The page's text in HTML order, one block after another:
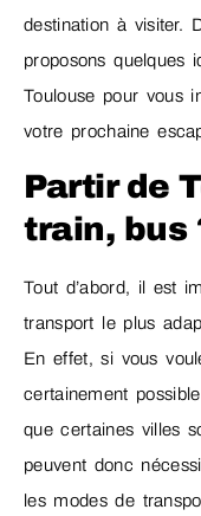
destination à visiter.
proposons quelques
Toulouse pour vous
votre prochaine
Partir de
train, bus
Tout d’abord, il est
transport le plus
En effet, si vous
certainement
que certaines villes
peuvent donc
les modes de